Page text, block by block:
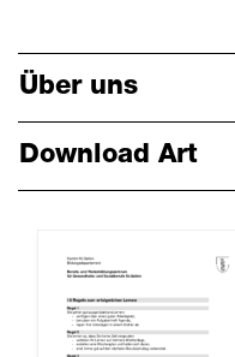
Über uns
Download Art